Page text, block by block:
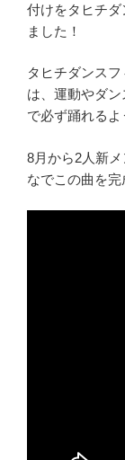
付けをタヒチ
ました！
タヒチダンス
は、運動やダ
で必ず踊れるよ
8月から2人新
なでこの曲を完